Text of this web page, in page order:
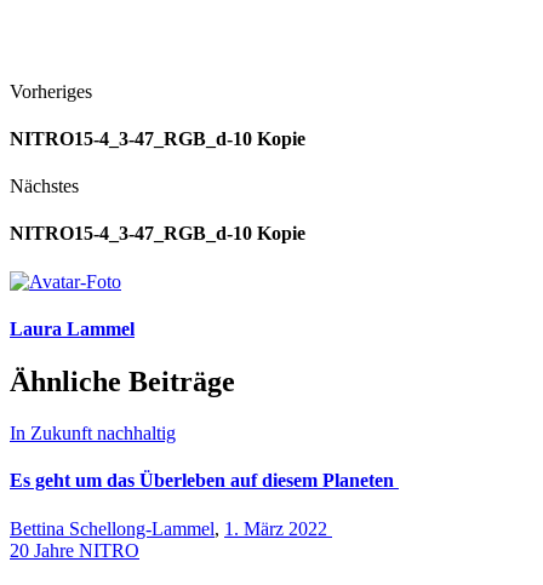
Vorheriges
NITRO15-4_3-47_RGB_d-10 Kopie
Nächstes
NITRO15-4_3-47_RGB_d-10 Kopie
Laura Lammel
Ähnliche Beiträge
In Zukunft nachhaltig
Es geht um das Überleben auf diesem Planeten
Bettina Schellong-Lammel, 1. März 2022
20 Jahre NITRO